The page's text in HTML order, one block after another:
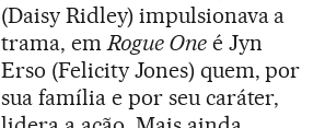
(Daisy Ridley) impulsionava a
trama, em Rogue Oneé Jyn
Erso (Felicity Jones) quem, por
sua família e por seu caráter,